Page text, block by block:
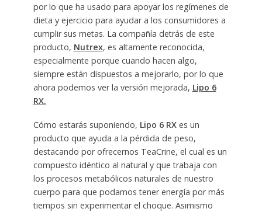
por lo que ha usado para apoyar los regímenes de
dieta y ejercicio para ayudar a los consumidores a
cumplir sus metas. La compañía detrás de este
producto, Nutrex, es altamente reconocida,
especialmente porque cuando hacen algo,
siempre están dispuestos a mejorarlo, por lo que
ahora podemos ver la versión mejorada, Lipo 6
RX.
Cómo estarás suponiendo, Lipo 6 RXes un
producto que ayuda a la pérdida de peso,
destacando por ofrecernos TeaCrine, el cual es un
compuesto idéntico al natural y que trabaja con
los procesos metabólicos naturales de nuestro
cuerpo para que podamos tener energía por más
tiempos sin experimentar el choque. Asimismo